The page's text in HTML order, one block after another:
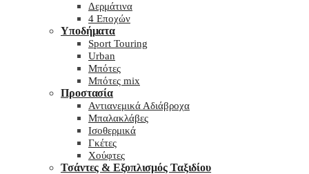
Δερμάτινα
4 Εποχών
Υποδήματα
Sport Touring
Urban
Μπότες
Μπότες mix
Προστασία
Αντιανεμικά Αδιάβροχα
Μπαλακλάβες
Ισοθερμικά
Γκέτες
Χούφτες
Τσάντες & Εξοπλισμός Ταξιδίου